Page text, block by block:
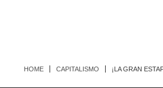
HOME CAPITALISMO ¡LA GRAN